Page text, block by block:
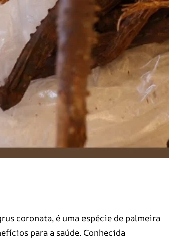
coronata, é uma espécie de palmeira
para a saúde. Conhecida